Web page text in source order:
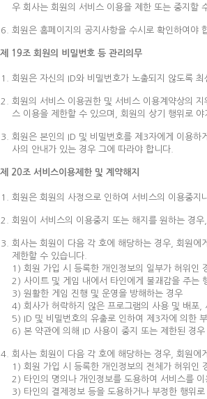
우 회사는 회원의 서비스 이용을 제한 또는 중지할
회원은 홈페이지의 공지사항을 수시로 확인하여야
제 19조 회원의 비밀번호 등 관리의무
회원은 자신의 ID와 비밀번호가 노출되지 않도록
회원의 서비스 이용권한 및 서비스 이용계약상의
스 이용을 제한할 수 있으며, 회원의 상기 행위로
회원은 본인의 ID 및 비밀번호를 제3자에게 이용
사의 안내가 있는 경우 그에 따라야 합니다.
제 20조 서비스이용제한 및 계약해지
회원은 회원의 사정으로 인하여 서비스의 이용중지
회원이 서비스의 이용중지 또는 해지를 원하는 경
회사는 회원이 다음 각 호에 해당하는 경우, 회원에
제한할 수 있습니다.
1) 회원 가입 시 등록한 개인정보의 일부가 허위인
2) 사이트 및 게임 내에서 타인에게 불괘감을 주는
3) 원활한 게임 진행 및 운영을 방해하는 경우
4) 회사가 허락하지 않은 프로그램의 사용 및 배포,
5) ID 및 비밀번호의 유출로 인하여 제3자에 의한
6) 본 약관에 의해 ID 사용이 중지 또는 제한된 경우
회사는 회원이 다음 각 호에 해당하는 경우, 회원
1) 회원 가입 시 등록한 개인정보의 전체가 허위인
2) 타인의 명의나 개인정보를 도용하여 서비스를 이
3) 타인의 결제정보 등을 도용하거나 부정한 행위